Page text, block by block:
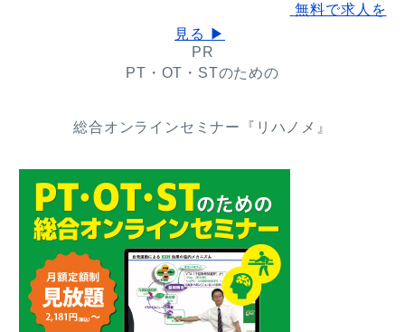
無料で求人を
見る ▶
PR
PT・OT・STのための
総合オンラインセミナー『リハノメ』